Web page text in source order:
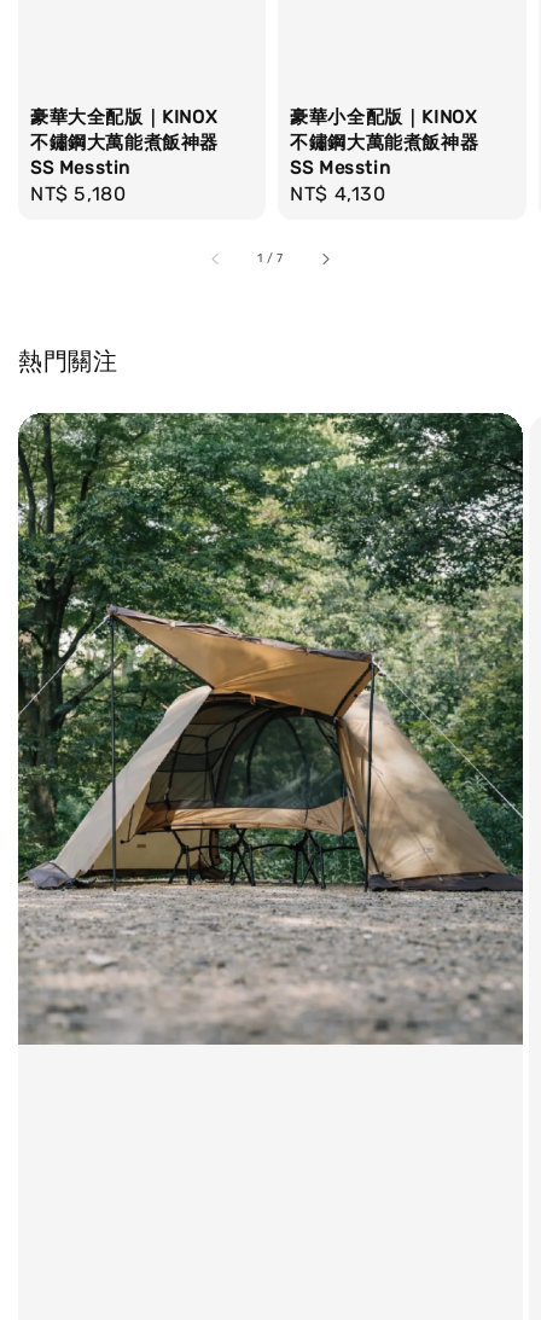
豪華大全配版｜KINOX
不鏽鋼大萬能煮飯神器
SS Messtin
Regular
NT$ 5,180
豪華小全配版｜KINOX
不鏽鋼大萬能煮飯神器
SS Messtin
Regular
NT$ 4,130
1 /7
熱門關注